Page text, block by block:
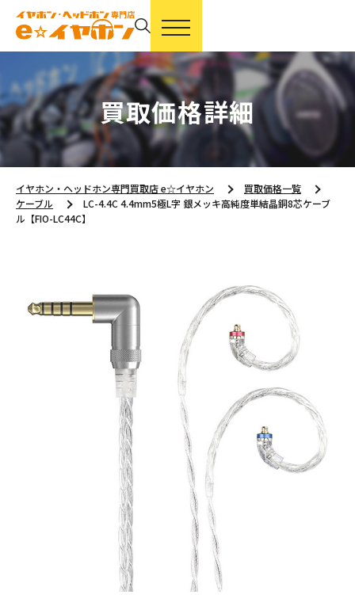
買取価格詳細
イヤホン・ヘッドホン専門買取店 e☆イヤホン
買取価格一覧
ケーブル
LC-4.4C 4.4mm5極L字 銀メッキ高純度単結晶銅8芯ケーブ
ル【FIO-LC44C】